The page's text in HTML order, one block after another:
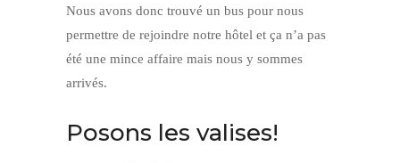
Nous avons donc trouvé un bus pour nous
permettre de rejoindre notre hôtel et ça n’a pas
été une mince affaire mais nous y sommes
arrivés.
Posons les valises!